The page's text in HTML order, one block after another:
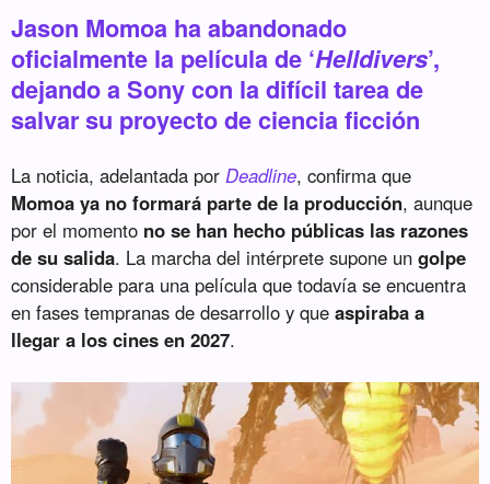
Jason Momoa ha abandonado
oficialmente la película de ‘Helldivers’,
dejando a Sony con la difícil tarea de
salvar su proyecto de ciencia ficción
La noticia, adelantada porDeadline, confirma que
Momoa ya no formará parte de la producción, aunque
por el momento no se han hecho públicas las razones
de su salida. La marcha del intérprete supone ungolpe
considerable para una película que todavía se encuentra
en fases tempranas de desarrollo y queaspiraba a
llegar a los cines en 2027.